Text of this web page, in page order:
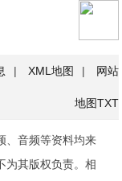
| XML地图 | 网站
地图TXT
、音频等资料均来
为其版权负责。相